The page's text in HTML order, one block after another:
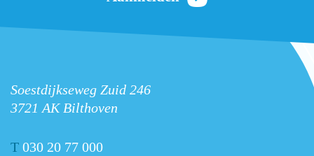
Soestdijkseweg Zuid 246
3721 AK Bilthoven
T 030 20 77 000